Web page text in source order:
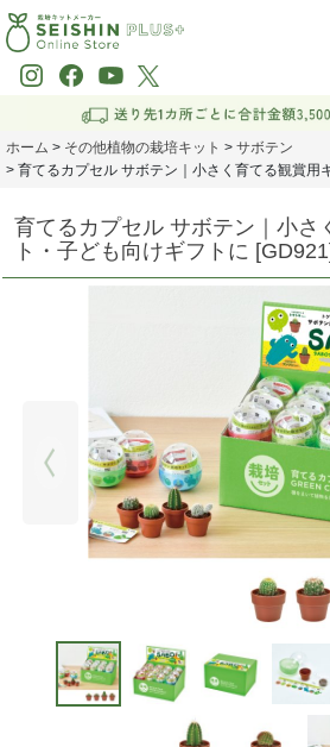
ホーム > その他植物の栽培キット > サボテン
> 育てるカプセル サボテン｜小さく育てる観賞用
育てるカプセル サボテン｜小さ
ト・子ども向けギフトに [GD921